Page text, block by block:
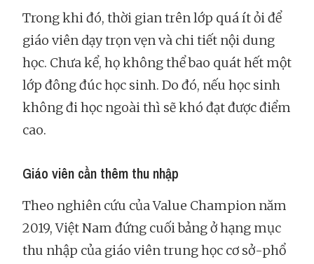
Trong khi đó, thời gian trên lớp quá ít ỏi để
giáo viên dạy trọn vẹn và chi tiết nội dung
học. Chưa kể, họ không thể bao quát hết một
lớp đông đúc học sinh. Do đó, nếu học sinh
không đi học ngoài thì sẽ khó đạt được điểm
cao.
Giáo viên cần thêm thu nhập
Theo nghiên cứu của Value Champion năm
2019, Việt Nam đứng cuối bảng ở hạng mục
thu nhập của giáo viên trung học cơ sở-phổ